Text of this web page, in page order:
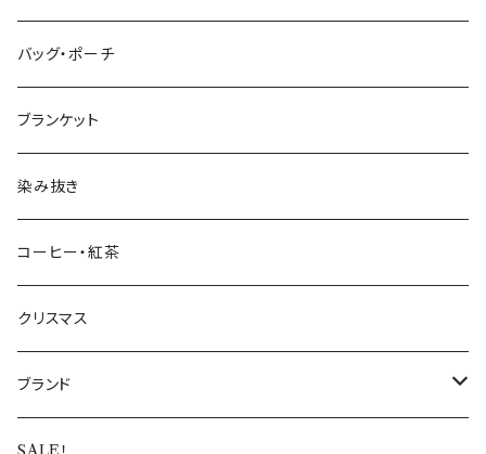
カラフェ
カトラリー
子供用食器
調味料入れ・保存容器
キッチンタオル
キッチン小物
スポンジ・スポンジワイプ
ペーパーナプキン
ファブリックパネル
収納
フラワーベース
キャンドルホルダー
ポスター
オーナメント
北欧生地
バッグ・ポーチ
ブランケット
染み抜き
コーヒー・紅茶
クリスマス
ブランド
Almedahls